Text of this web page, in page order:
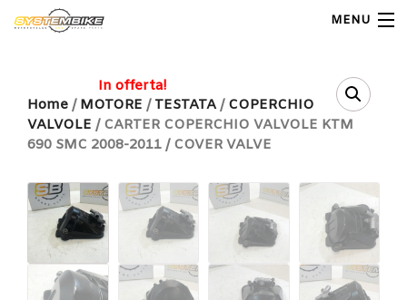
MENU
Home
Shop Ricambi
Note Generali
Carrello
Home / MOTORE / TESTATA / COPERCHIO
VALVOLE / CARTER COPERCHIO VALVOLE KTM
690 SMC 2008-2011 / COVER VALVE
In offerta!